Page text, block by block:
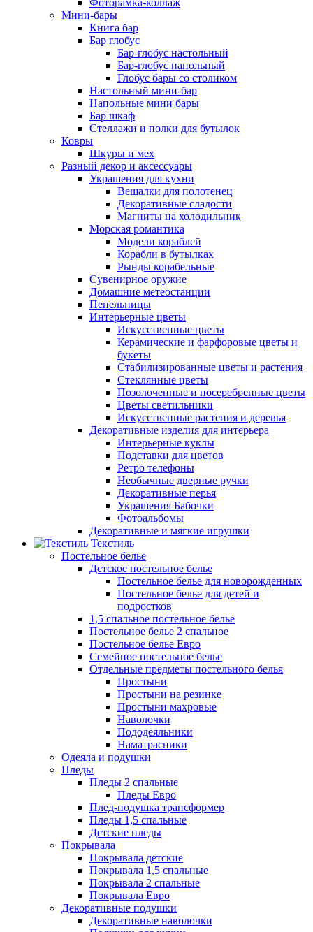
Фоторамка-коллаж
Мини-бары
Книга бар
Бар глобус
Бар-глобус настольный
Бар-глобус напольный
Глобус бары со столиком
Настольный мини-бар
Напольные мини бары
Бар шкаф
Стеллажи и полки для бутылок
Ковры
Шкуры и мех
Разный декор и аксессуары
Украшения для кухни
Вешалки для полотенец
Декоративные сладости
Магниты на холодильник
Морская романтика
Модели кораблей
Корабли в бутылках
Рынды корабельные
Сувенирное оружие
Домашние метеостанции
Пепельницы
Интерьерные цветы
Искусственные цветы
Керамические и фарфоровые цветы и
букеты
Стабилизированные цветы и растения
Стеклянные цветы
Позолоченные и посеребренные цветы
Цветы светильники
Искусственные растения и деревья
Декоративные изделия для интерьера
Интерьерные куклы
Подставки для цветов
Ретро телефоны
Необычные дверные ручки
Декоративные перья
Украшения Бабочки
Фотоальбомы
Декоративные и мягкие игрушки
Текстиль
Постельное белье
Детское постельное белье
Постельное белье для новорожденных
Постельное белье для детей и
подростков
1,5 спальное постельное белье
Постельное белье 2 спальное
Постельное белье Евро
Семейное постельное белье
Отдельные предметы постельного белья
Простыни
Простыни на резинке
Простыни махровые
Наволочки
Пододеяльники
Наматрасники
Одеяла и подушки
Пледы
Пледы 2 спальные
Пледы Евро
Плед-подушка трансформер
Пледы 1,5 спальные
Детские пледы
Покрывала
Покрывала детские
Покрывала 1,5 спальные
Покрывала 2 спальные
Покрывала Евро
Декоративные подушки
Декоративные наволочки